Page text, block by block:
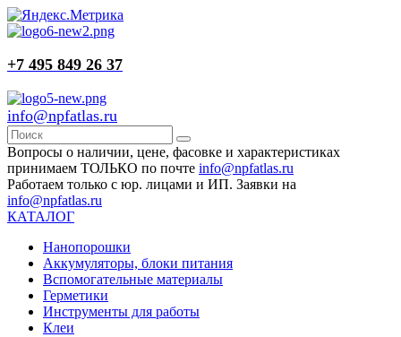
+7 495 849 26 37
info@npfatlas.ru
Вопросы о наличии, цене, фасовке и характеристиках
принимаем ТОЛЬКО по почте info@npfatlas.ru
Работаем только с юр. лицами и ИП. Заявки на
info@npfatlas.ru
КАТАЛОГ
Нанопорошки
Аккумуляторы, блоки питания
Вспомогательные материалы
Герметики
Инструменты для работы
Клеи